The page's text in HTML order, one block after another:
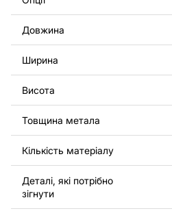
Ви можете використовувати
готових виробів як для
комерційного
виробів, виготовлених за
Наголошуємо, що
оригінальних або
За додаткову плату ми
текст, зображення, логотип
зробити інші зміни в дизайні
потрібно, щоб ми виконали
виробу з металу для вас, будь
нами.
Довжина
Ширина
Висота
Товщина метала
Кількість матеріалу
Деталі, які потрібно
зігнути